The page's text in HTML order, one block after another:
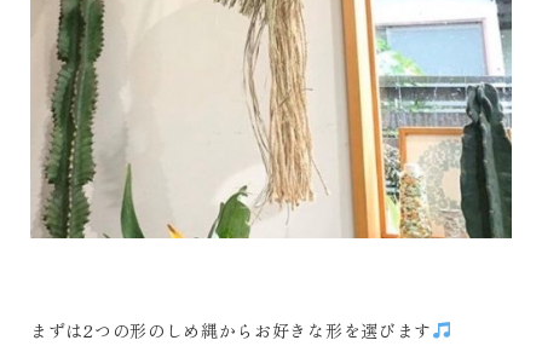
まずは2つの形のしめ縄からお好きな形を選びます